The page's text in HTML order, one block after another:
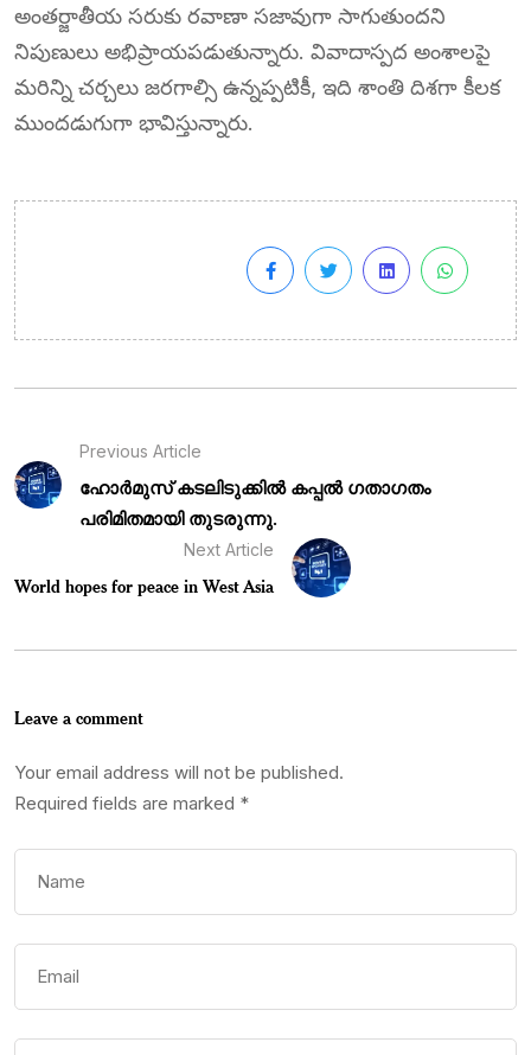
అంతర్జాతీయ సరుకు రవాణా సజావుగా సాగుతుందని
నిపుణులు అభిప్రాయపడుతున్నారు. వివాదాస్పద అంశాలపై
మరిన్ని చర్చలు జరగాల్సి ఉన్నప్పటికీ, ఇది శాంతి దిశగా కీలక
ముందడుగుగా భావిస్తున్నారు.
Previous Article
ഹോർമുസ് കടലിടുക്കിൽ കപ്പൽ ഗതാഗതം
പരിമിതമായി തുടരുന്നു.
Next Article
World hopes for peace in West Asia
Leave a comment
Your email address will not be published.
Required fields are marked *